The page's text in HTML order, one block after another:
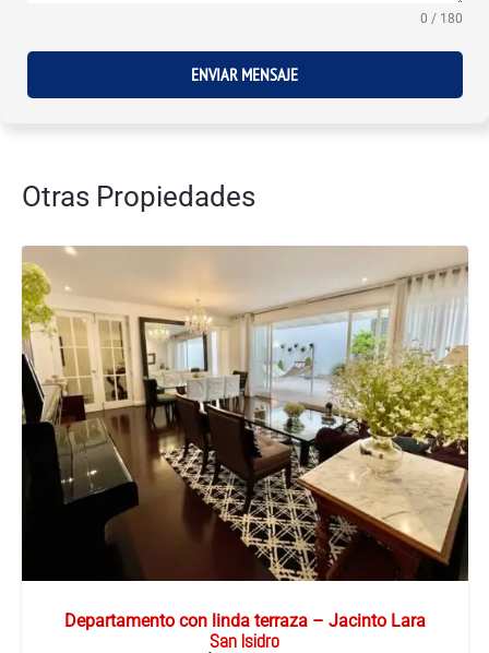
0 / 180
ENVIAR MENSAJE
Otras Propiedades
Departamento con linda terraza – Jacinto Lara
San Isidro